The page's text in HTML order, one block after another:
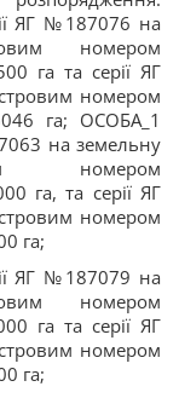
ЯГ №187076 на
номером
га та серії ЯГ
номером
га; ОСОБА_1
на земельну
номером
га, та серії ЯГ
номером
га;
ЯГ №187079 на
номером
га та серії ЯГ
номером
га;